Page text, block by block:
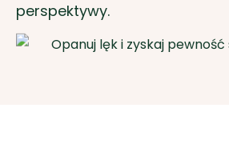
perspektywy.